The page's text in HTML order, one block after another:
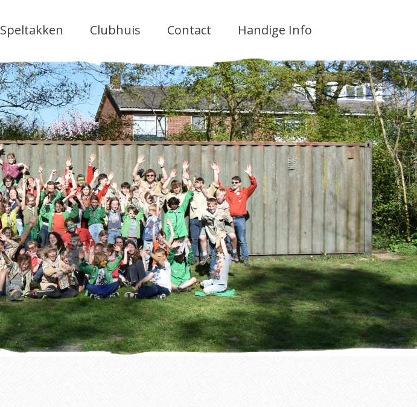
Speltakken Clubhuis Contact Handige Info